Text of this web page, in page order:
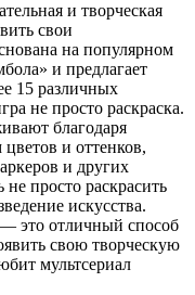
и творческая
свои
на популярном
и предлагает
15 различных
не просто раскраска.
благодаря
и оттенков,
и других
просто раскрасить
искусства.
это отличный способ
свою творческую
мультсериал